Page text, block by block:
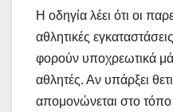
Η οδηγία λέει ότι οι
αθλητικές
φορούν υποχρεωτικά
αθλητές. Αν υπάρξει
απομονώνεται στο